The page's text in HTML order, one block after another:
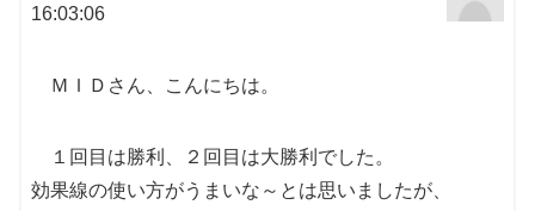
16:03:06
ＭＩＤさん、こんにちは。
１回目は勝利、２回目は大勝利でした。
効果線の使い方がうまいな～とは思いましたが、